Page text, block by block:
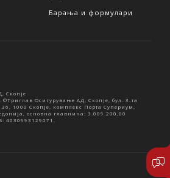
Барања и формулари
Скопје
Осигурување АД, Скопје, бул. 3-та
1000 Скопје, комплекс Порта Супериум,
основна главнина: 3.009.200,00
4030993129071.